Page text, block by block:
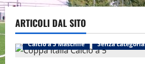
ARTICOLI DAL SITO
Calcio a 5 Maschile Senza categoria